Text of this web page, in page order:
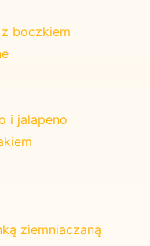
z boczkiem
i jalapeno
ziemniaczaną